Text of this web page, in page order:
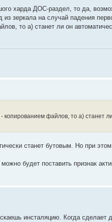
харда ДОС-раздел, то да,
зеркала на случай падения
то а) станет ли он
файлов, то а) станет
станет бутовым. Но при
будет поставить признак
инсталяцию. Когда сделает